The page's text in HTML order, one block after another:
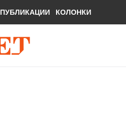
ПУБЛИКАЦИИ КОЛОНКИ